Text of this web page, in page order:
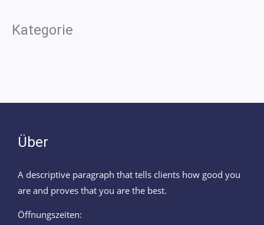
Kategorie
Über
A descriptive paragraph that tells clients how good you
are and proves that you are the best.
Öffnungszeiten: